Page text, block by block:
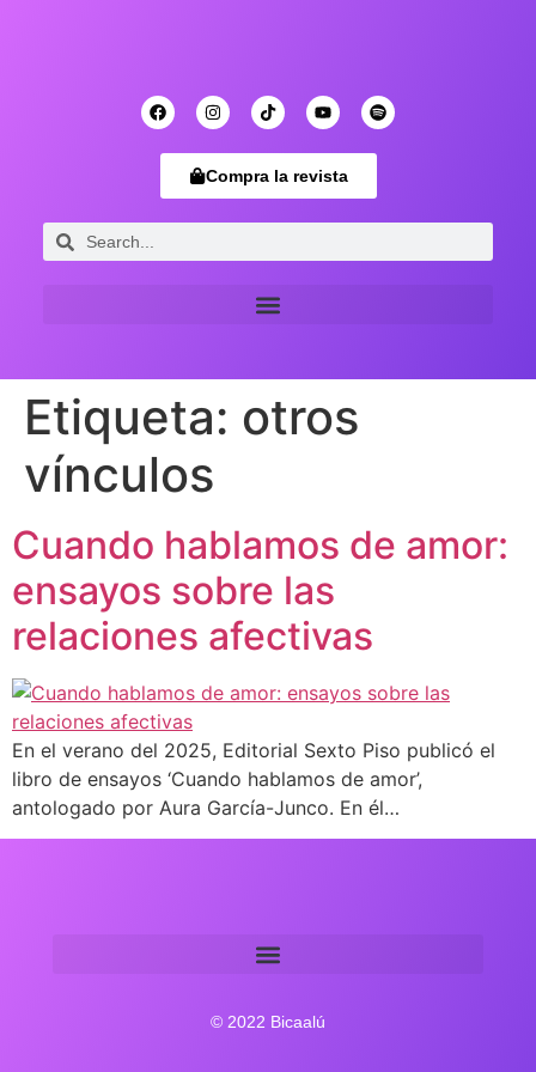
Compra la revista
Etiqueta: otros
vínculos
Cuando hablamos de amor:
ensayos sobre las
relaciones afectivas
En el verano del 2025, Editorial Sexto Piso publicó el
libro de ensayos ‘Cuando hablamos de amor’,
antologado por Aura García-Junco. En él…
© 2022 Bicaalú